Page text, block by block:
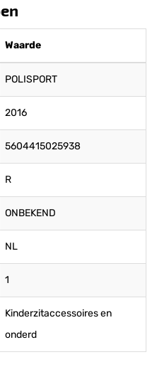
Waarde
POLISPORT
2016
5604415025938
R
ONBEKEND
NL
1
Kinderzitaccessoires en
onderd